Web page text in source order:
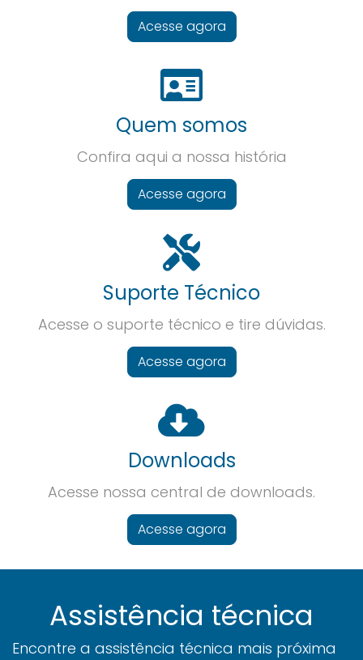
Acesse agora
Quem somos
Confira aqui a nossa história
Acesse agora
Suporte Técnico
Acesse o suporte técnico e tire dúvidas.
Acesse agora
Downloads
Acesse nossa central de downloads.
Acesse agora
Assistência técnica
Encontre a assistência técnica mais próxima